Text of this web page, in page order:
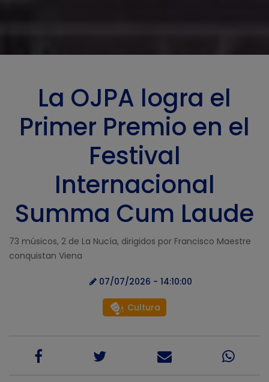
La OJPA logra el
Primer Premio en el
Festival
Internacional
Summa Cum Laude
73 músicos, 2 de La Nucía, dirigidos por Francisco Maestre
conquistan Viena
07/07/2026 - 14:10:00
Cultura